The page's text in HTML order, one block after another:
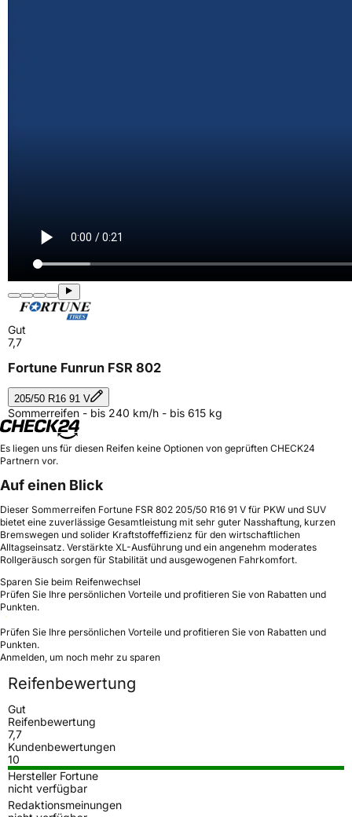
Gut
7,7
Fortune Funrun FSR 802
205/50 R16 91 V
Sommerreifen - bis 240 km/h - bis 615 kg
Es liegen uns für diesen Reifen keine Optionen von geprüften CHECK24
Partnern vor.
Auf einen Blick
Dieser Sommerreifen Fortune FSR 802 205/50 R16 91 V für PKW und SUV
bietet eine zuverlässige Gesamtleistung mit sehr guter Nasshaftung, kurzen
Bremswegen und solider Kraftstoffeffizienz für den wirtschaftlichen
Alltagseinsatz. Verstärkte XL-Ausführung und ein angenehm moderates
Rollgeräusch sorgen für Stabilität und ausgewogenen Fahrkomfort.
Sparen Sie beim Reifenwechsel
Prüfen Sie Ihre persönlichen Vorteile und profitieren Sie von Rabatten und
Punkten.
Prüfen Sie Ihre persönlichen Vorteile und profitieren Sie von Rabatten und
Punkten.
Anmelden, um noch mehr zu sparen
Reifenbewertung
Gut
Reifenbewertung
7,7
Kundenbewertungen
10
Hersteller Fortune
nicht verfügbar
Redaktionsmeinungen